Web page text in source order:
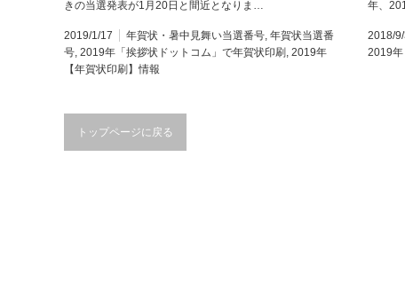
きの当選発表が1月20日と間近となりま…
2019/1/17 年賀状・暑中見舞い当選番号, 年賀状当選番
号, 2019年「挨拶状ドットコム」で年賀状印刷 , 2019年
【年賀状印刷】情報
年、
2018/
2019年
トップページに戻る